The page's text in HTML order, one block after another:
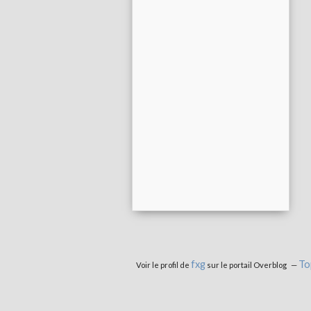
Voir le profil de fxgsur le portail Overblog